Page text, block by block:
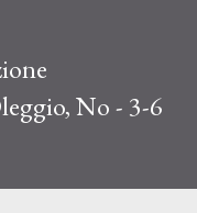
No - 3-6